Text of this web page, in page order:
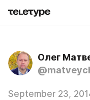
Олег
September 23,